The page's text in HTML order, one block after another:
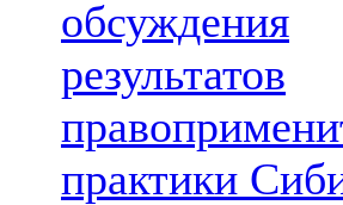
обсуждения
результатов
практики